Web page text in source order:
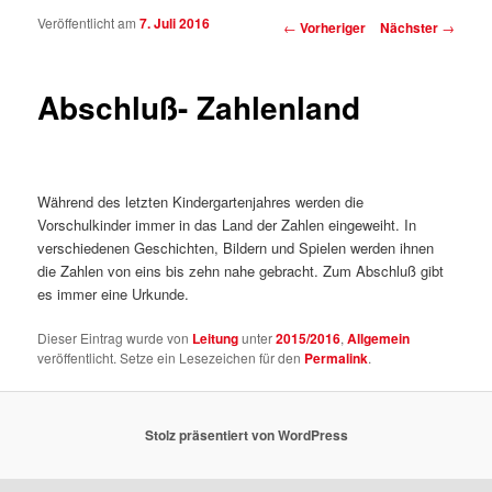
Beitragsnavigation
← Vorheriger Nächster →
Abschluß- Zahlenland
Veröffentlicht am7. Juli 2016
Während des letzten Kindergartenjahres werden die
Vorschulkinder immer in das Land der Zahlen eingeweiht. In
verschiedenen Geschichten, Bildern und Spielen werden ihnen
die Zahlen von eins bis zehn nahe gebracht. Zum Abschluß gibt
es immer eine Urkunde.
Dieser Eintrag wurde von Leitungunter2015/2016,Allgemein
veröffentlicht. Setze ein Lesezeichen für den Permalink.
Stolz präsentiert von WordPress